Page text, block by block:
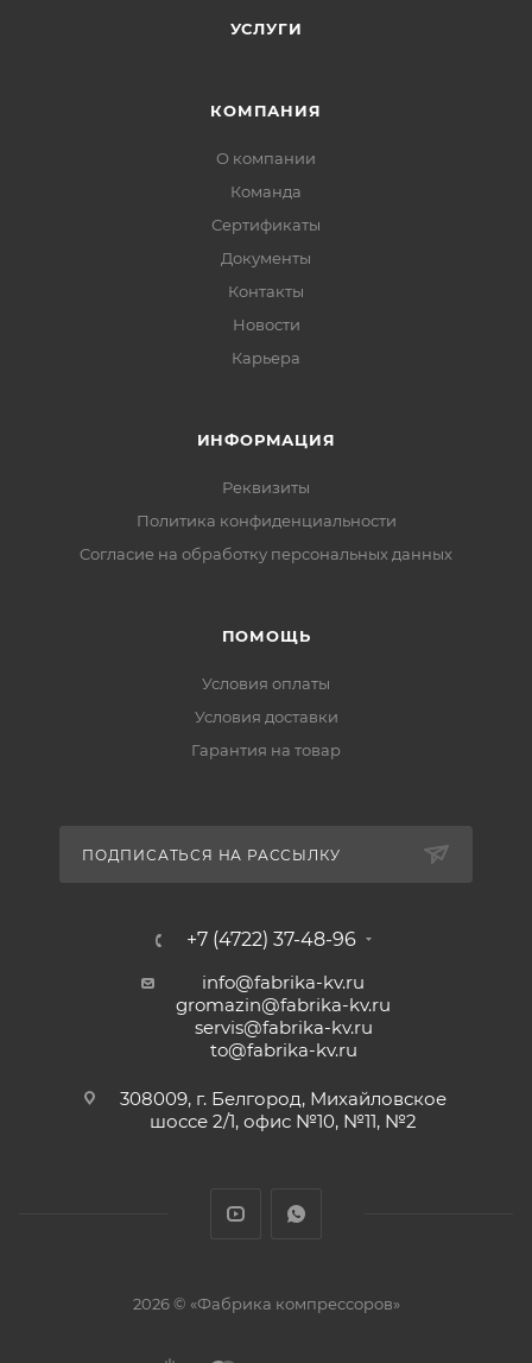
УСЛУГИ
КОМПАНИЯ
О компании
Команда
Сертификаты
Документы
Контакты
Новости
Карьера
ИНФОРМАЦИЯ
Реквизиты
Политика конфиденциальности
Cогласие на обработку персональных данных
ПОМОЩЬ
Условия оплаты
Условия доставки
Гарантия на товар
ПОДПИСАТЬСЯ НА РАССЫЛКУ
+7 (4722) 37-48-96
info@fabrika-kv.ru
gromazin@fabrika-kv.ru
servis@fabrika-kv.ru
to@fabrika-kv.ru
308009, г. Белгород, Михайловское
шоссе 2/1, офис №10, №11, №2
2026 © «Фабрика компрессоров»